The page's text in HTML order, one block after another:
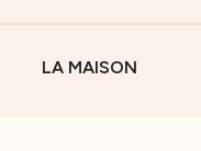
LA MAISON